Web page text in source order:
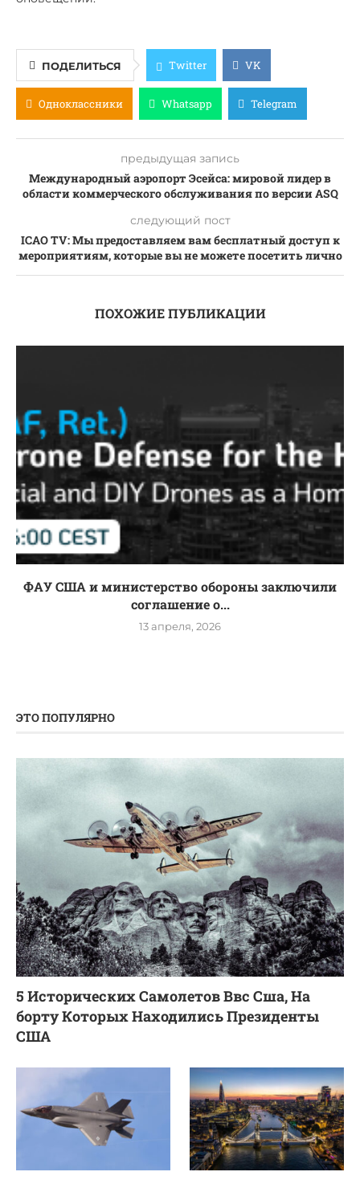
ПОДЕЛИТЬСЯ Twitter VK
Одноклассники Whatsapp Telegram
предыдущая запись
Международный аэропорт Эсейса: мировой лидер в
области коммерческого обслуживания по версии ASQ
следующий пост
ICAO TV: Мы предоставляем вам бесплатный доступ к
мероприятиям, которые вы не можете посетить лично
ПОХОЖИЕ ПУБЛИКАЦИИ
ФАУ США и министерство обороны заключили
соглашение о...
13 апреля, 2026
ЭТО ПОПУЛЯРНО
5 Исторических Самолетов Ввс Сша, На
борту Которых Находились Президенты
США